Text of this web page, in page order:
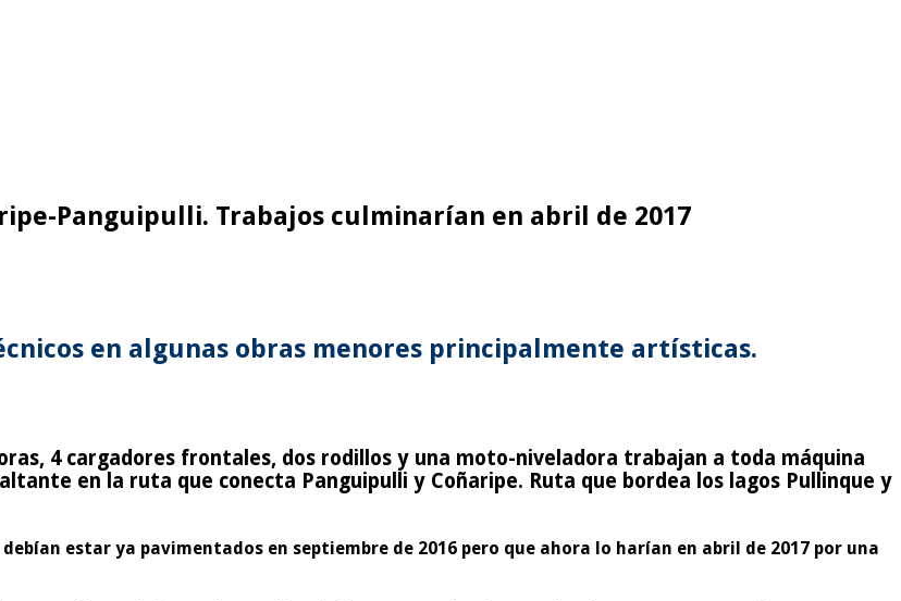
Panguipulli. Trabajos culminarían en abril de 2017
en algunas obras menores principalmente artísticas.
4 cargadores frontales, dos rodillos y una moto-niveladora trabajan a toda máquina
en la ruta que conecta Panguipulli y Coñaripe. Ruta que bordea los lagos Pullinque y
estar ya pavimentados en septiembre de 2016 pero que ahora lo harían en abril de 2017 por una